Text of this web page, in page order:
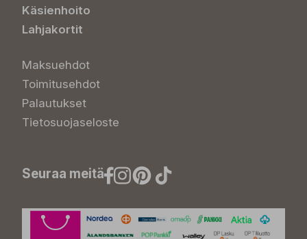
Käsienhoito
Lahjakortit
Maksuehdot
Toimitusehdot
Palautukset
Tietosuojaseloste
Seuraa meitä